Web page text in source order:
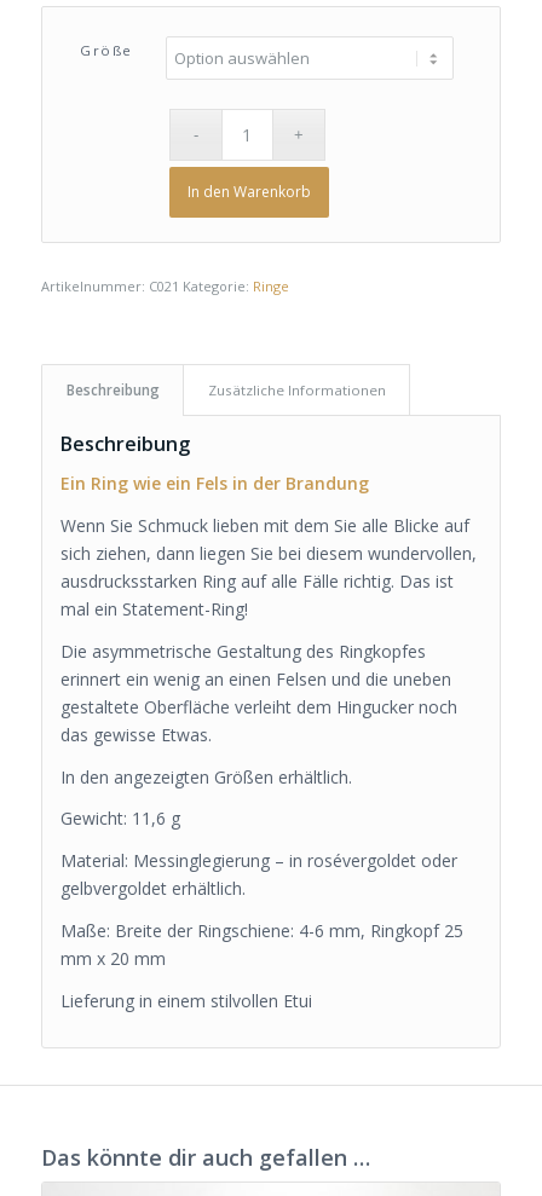
Größe
In den Warenkorb
Artikelnummer: C021 Kategorie: Ringe
Beschreibung Zusätzliche Informationen
Beschreibung
Ein Ring wie ein Fels in der Brandung
Wenn Sie Schmuck lieben mit dem Sie alle Blicke auf
sich ziehen, dann liegen Sie bei diesem wundervollen,
ausdrucksstarken Ring auf alle Fälle richtig. Das ist
mal ein Statement-Ring!
Die asymmetrische Gestaltung des Ringkopfes
erinnert ein wenig an einen Felsen und die uneben
gestaltete Oberfläche verleiht dem Hingucker noch
das gewisse Etwas.
In den angezeigten Größen erhältlich.
Gewicht: 11,6 g
Material: Messinglegierung – in rosévergoldet oder
gelbvergoldet erhältlich.
Maße: Breite der Ringschiene: 4-6 mm, Ringkopf 25
mm x 20 mm
Lieferung in einem stilvollen Etui
Das könnte dir auch gefallen …